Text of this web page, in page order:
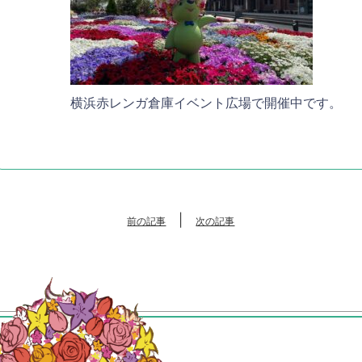
横浜赤レンガ倉庫イベント広場で開催中です。
前の記事 次の記事